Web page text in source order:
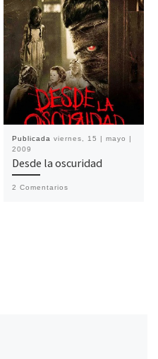
Publicada viernes, 15 | mayo |
2009
Desde la oscuridad
2 Comentarios